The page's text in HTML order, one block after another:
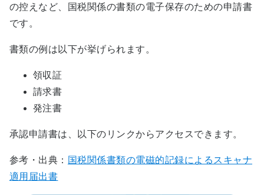
の控えなど、国税関係の書類の電子保存のための申請書
です。
書類の例は以下が挙げられます。
領収証
請求書
発注書
承認申請書は、以下のリンクからアクセスできます。
参考・出典： 国税関係書類の電磁的記録によるスキャナ
適用届出書